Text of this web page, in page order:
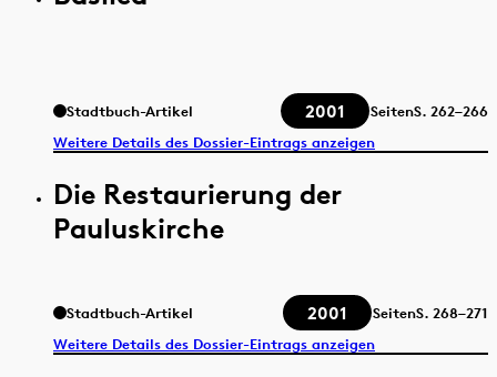
Stadtbuch-Artikel 2001 SeitenS. 262–266
Weitere Details des Dossier-Eintrags anzeigen
Die Restaurierung der
Pauluskirche
Stadtbuch-Artikel 2001 SeitenS. 268–271
Weitere Details des Dossier-Eintrags anzeigen